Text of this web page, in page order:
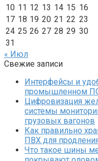
10 11 12 13 14 15 16
17 18 19 20 21 22 23
24 25 26 27 28 29 30
31
« Июл
Свежие записи
Интерфейсы и
промышленном
Цифровизация
системы
грузовых вагонов
Как правильно
ПВХ для
Что такое шины